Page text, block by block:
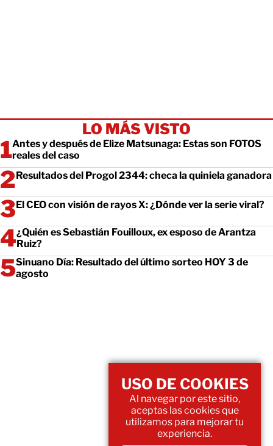
LO MÁS VISTO
Antes y después de Elize Matsunaga: Estas son FOTOS
reales del caso
Resultados del Progol 2344: checa la quiniela ganadora
El CEO con visión de rayos X: ¿Dónde ver la serie viral?
¿Quién es Sebastián Fouilloux, ex esposo de Arantza
Ruiz?
Sinuano Día: Resultado del último sorteo HOY 3 de
agosto
USO DE COOKIES
Al navegar por este sitio,
aceptas las cookies que
utilizamos para mejorar tu
experiencia.